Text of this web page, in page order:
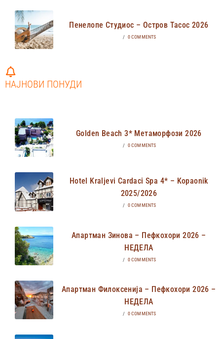
Пенелопе Студиос – Остров Тасос 2026
/ 0 COMMENTS
НАЈНОВИ ПОНУДИ
Golden Beach 3* Метаморфози 2026
/ 0 COMMENTS
Hotel Kraljevi Cardaci Spa 4* – Kopaonik
2025/2026
/ 0 COMMENTS
Апартман Зинова – Пефкохори 2026 –
НЕДЕЛА
/ 0 COMMENTS
Апартман Филоксенија – Пефкохори 2026 –
НЕДЕЛА
/ 0 COMMENTS